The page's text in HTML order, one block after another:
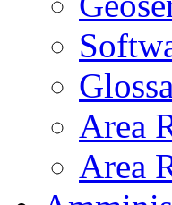
Area
Area